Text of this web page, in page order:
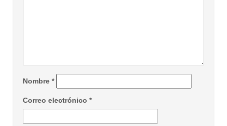
Nombre *
Correo electrónico *